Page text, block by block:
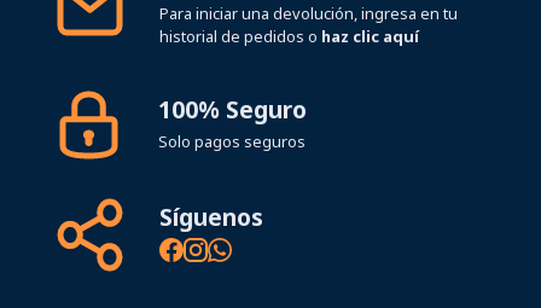
Para iniciar una devolución, ingresa en tu
historial de pedidos o haz clic aquí
100% Seguro
Solo pagos seguros
Síguenos